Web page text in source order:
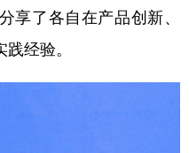
享了各自在产品创新、
经验。